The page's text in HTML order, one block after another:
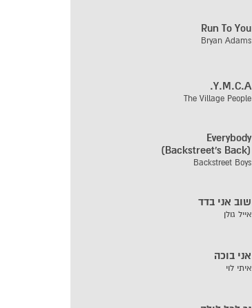
Run To You
Bryan Adams
Y.M.C.A.
The Village People
Everybody
(Backstreet's Back)
Backstreet Boys
שוב אני בדד
אייל גולן
אני בוכה
איתי לוי